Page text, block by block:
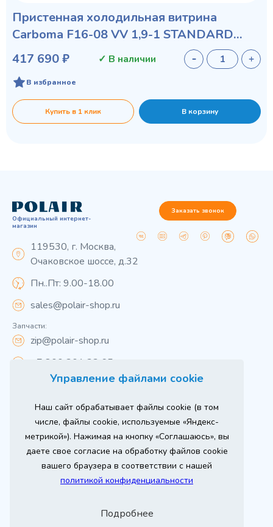
Управление файлами cookie
Наш сайт обрабатывает файлы cookie (в том
числе, файлы cookie, используемые «Яндекс-
метрикой»). Нажимая на кнопку «Соглашаюсь», вы
даете свое согласие на обработку файлов cookie
вашего браузера в соответствии с нашей
политикой конфиденциальности
Подробнее
Пристенная холодильная витрина
Carboma F16-08 VV 1,9-1 STANDARD
фронт X1
417 690 ₽ ✓ В наличии
В избранное
Купить в 1 клик В корзину
Официальный интернет-
магазин
119530, г. Москва,
Очаковское шоссе, д.32
Пн..Пт: 9.00-18.00
sales@polair-shop.ru
Запчасти:
zip@polair-shop.ru
+7 800 301 33 65
Заказать звонок
Вся информация на сайте о товарах носит
справочный характер и не является публичной
офертой в соответствии с пунктом 2 статьи 437 ГК РФ.
Для получения подробной информации о наличии и
стоимости указанных товаров и (или) услуг,
пожалуйста, обращайтесь к менеджеру сайта по
телефону
При использовании материалов сайта ссылка
Продвижение сайтаОставь заявку